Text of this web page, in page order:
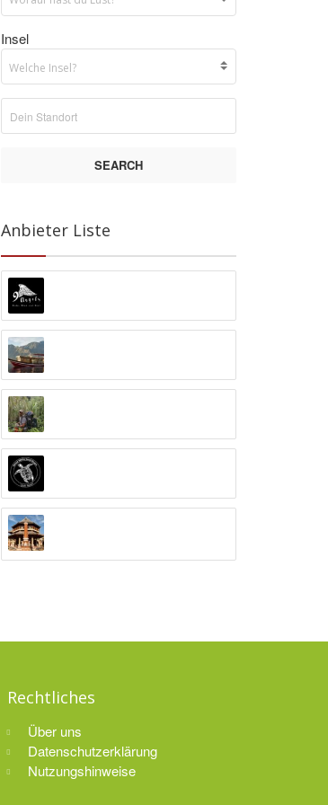
Insel
SEARCH
Anbieter Liste
Rechtliches
Über uns
Datenschutzerklärung
Nutzungshinweise